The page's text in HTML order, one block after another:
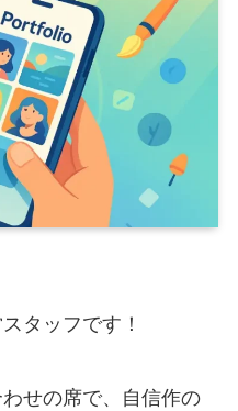
タッフです！
せの席で、自信作の